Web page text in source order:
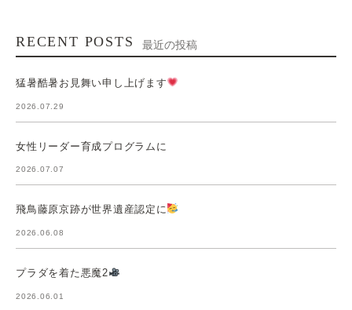
RECENT POSTS 最近の投稿
猛暑酷暑お見舞い申し上げます
2026.07.29
女性リーダー育成プログラムに
2026.07.07
飛鳥藤原京跡が世界遺産認定に
2026.06.08
プラダを着た悪魔2
2026.06.01